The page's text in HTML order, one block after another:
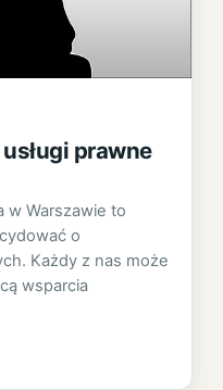
prawne
w Warszawie to
o
Każdy z nas może
wsparcia